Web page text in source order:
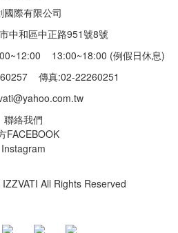
國際有限公司
中和區中正路951號8號
13:00~18:00 (例假日休息)
傳真:02-22260251
聯絡我們
FACEBOOK
Instagram
All Rights Reserved